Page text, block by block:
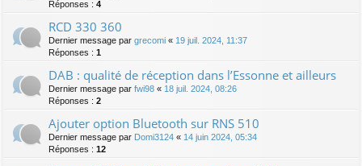
Réponses : 4
RCD 330 360
Dernier message par grecomi « 19 juil. 2024, 11:37
Réponses : 1
DAB : qualité de réception dans l’Essonne et ailleurs
Dernier message par fwi98 « 18 juil. 2024, 08:26
Réponses : 2
Ajouter option Bluetooth sur RNS 510
Dernier message par Domi3124 « 14 juin 2024, 05:34
Réponses : 12